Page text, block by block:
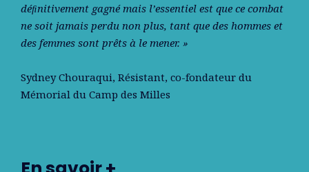
déﬁnitivement gagné mais l’essentiel est que ce combat
ne soit jamais perdu non plus, tant que des hommes et
des femmes sont prêts à le mener. »
Sydney Chouraqui, Résistant, co-fondateur du
Mémorial du Camp des Milles